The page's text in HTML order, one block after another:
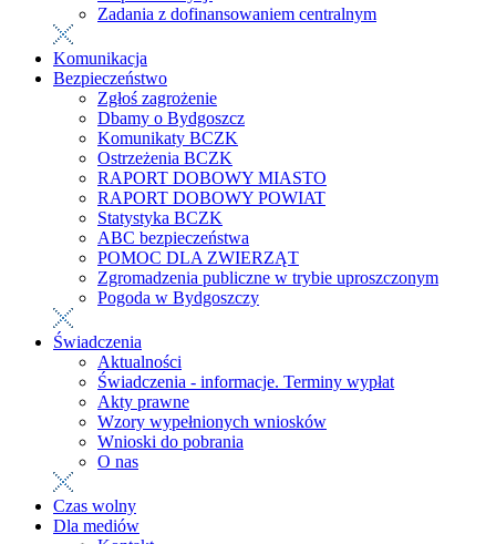
Zadania z dofinansowaniem centralnym
Komunikacja
Bezpieczeństwo
Zgłoś zagrożenie
Dbamy o Bydgoszcz
Komunikaty BCZK
Ostrzeżenia BCZK
RAPORT DOBOWY MIASTO
RAPORT DOBOWY POWIAT
Statystyka BCZK
ABC bezpieczeństwa
POMOC DLA ZWIERZĄT
Zgromadzenia publiczne w trybie uproszczonym
Pogoda w Bydgoszczy
Świadczenia
Aktualności
Świadczenia - informacje. Terminy wypłat
Akty prawne
Wzory wypełnionych wniosków
Wnioski do pobrania
O nas
Czas wolny
Dla mediów